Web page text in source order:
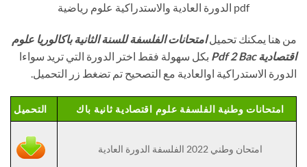
pdf الدورة العادية والاستدراكية علوم رياضية
من هنا يمكنك تحميلامتحانات الفلسفة للسنة الثانية باكالوريا علوم
اقتصاديةPdf 2 Bac
بكل سهولة فقط اختر الدورة التي تريد سواءا
الدورة الاستدراكية اوالعادية مع التصحيح تم تضغط زر التحميل.
امتحانات وطنية الفلسفة علوم اقتصادية ثانية باك التحميل
امتحان وطني 2022 الفلسفة الدورة العادية